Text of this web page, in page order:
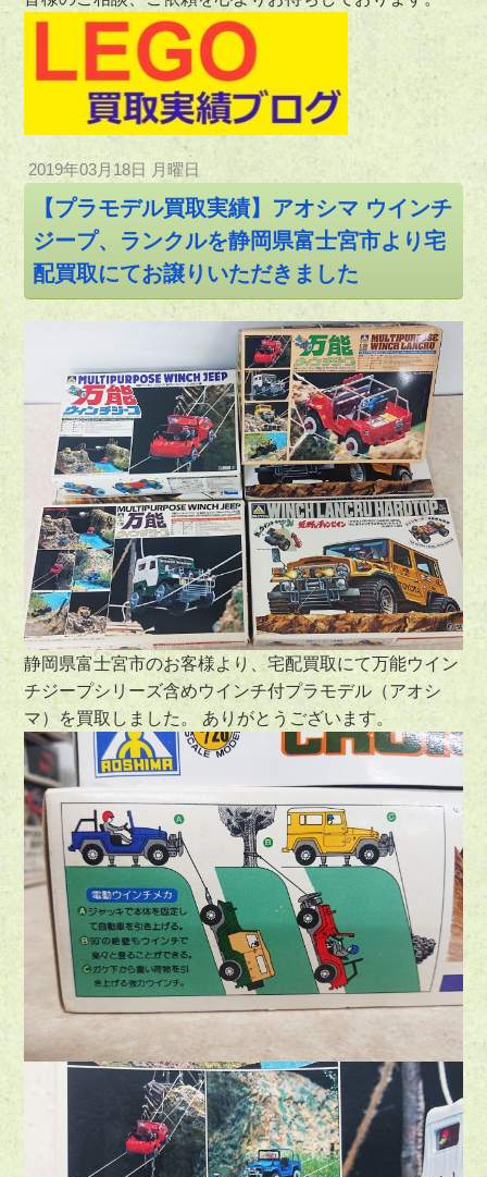
2019年03月18日 月曜日
【プラモデル買取実績】アオシマ ウインチ
ジープ、ランクルを静岡県富士宮市より宅
配買取にてお譲りいただきました
静岡県富士宮市のお客様より、宅配買取にて万能ウイン
チジープシリーズ含めウインチ付プラモデル（アオシ
マ）を買取しました。 ありがとうございます。